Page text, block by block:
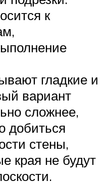
к
гладкие и
вариант
сложнее,
добиться
стены,
края не будут